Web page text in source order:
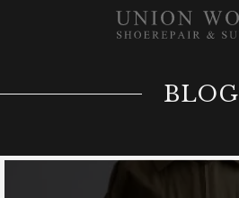
BLOG